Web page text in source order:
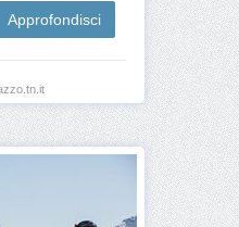
Approfondisci